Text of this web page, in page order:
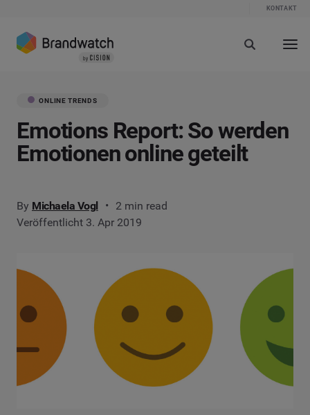
KONTAKT
ONLINE TRENDS
Emotions Report: So werden
Emotionen online geteilt
By Michaela Vogl
2 min read
Veröffentlicht 3. Apr 2019